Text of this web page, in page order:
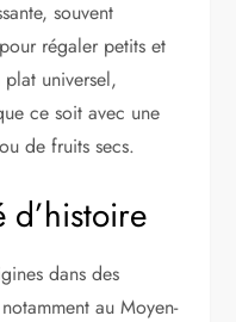
souvent
régaler petits et
universel,
ce soit avec une
de fruits secs.
d’histoire
dans des
au Moyen-